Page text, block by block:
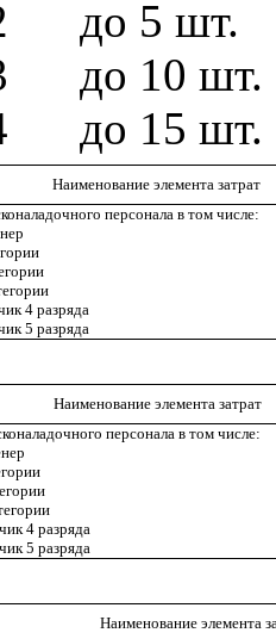
до 5 шт.
до 10 шт.
до 15 шт.
Наименование элемента затрат
персонала в том числе:
4 разряда
5 разряда
Наименование элемента затрат
персонала в том числе:
4 разряда
5 разряда
Наименование элемента